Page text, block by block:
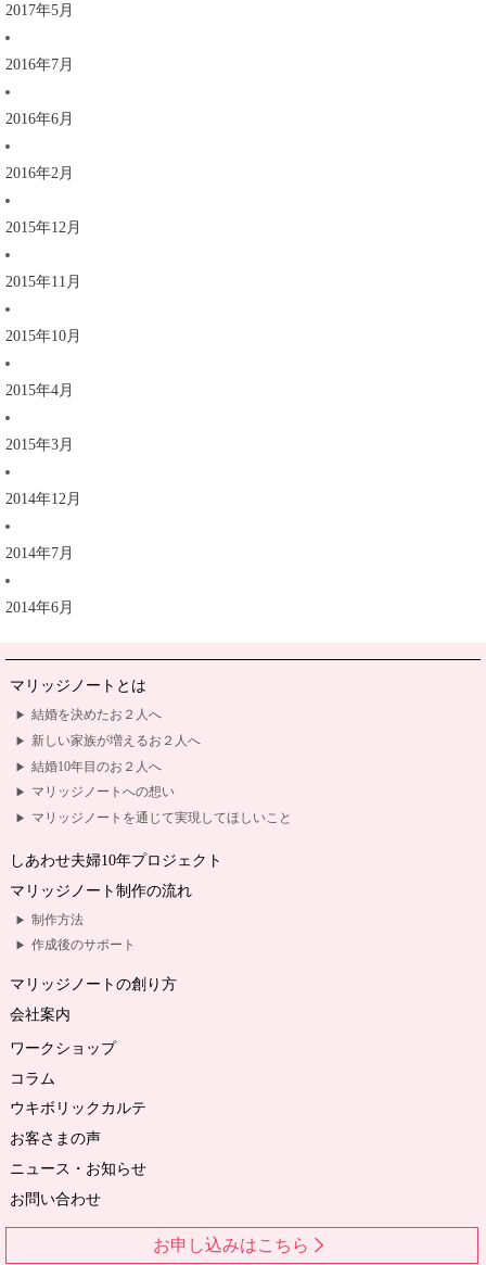
2017年5月
2016年7月
2016年6月
2016年2月
2015年12月
2015年11月
2015年10月
2015年4月
2015年3月
2014年12月
2014年7月
2014年6月
マリッジノートとは
結婚を決めたお２人へ
新しい家族が増えるお２人へ
結婚10年目のお２人へ
マリッジノートへの想い
マリッジノートを通じて実現してほしいこと
しあわせ夫婦10年プロジェクト
マリッジノート制作の流れ
制作方法
作成後のサポート
マリッジノートの創り方
会社案内
ワークショップ
コラム
ウキボリックカルテ
お客さまの声
ニュース・お知らせ
お問い合わせ
お申し込みはこちら